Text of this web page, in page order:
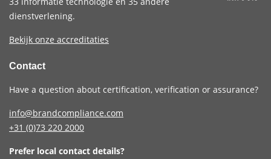
dienstverlening.
Bekijk onze accreditaties
Contact
Have a question about certification, verification or assurance?
info@brandcompliance.com
+31 (0)73 220 2000
Prefer local contact details?